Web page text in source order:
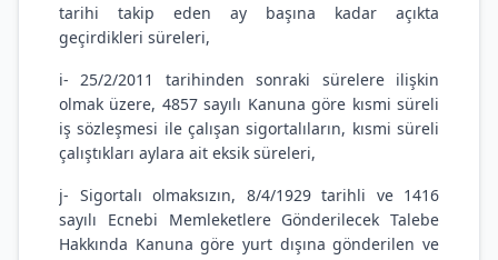
tarihi takip eden ay başına kadar açıkta
geçirdikleri süreleri,
i- 25/2/2011 tarihinden sonraki sürelere ilişkin
olmak üzere, 4857 sayılı Kanuna göre kısmi süreli
iş sözleşmesi ile çalışan sigortalıların, kısmi süreli
çalıştıkları aylara ait eksik süreleri,
j- Sigortalı olmaksızın, 8/4/1929 tarihli ve 1416
sayılı Ecnebi Memleketlere Gönderilecek Talebe
Hakkında Kanuna göre yurt dışına gönderilen ve